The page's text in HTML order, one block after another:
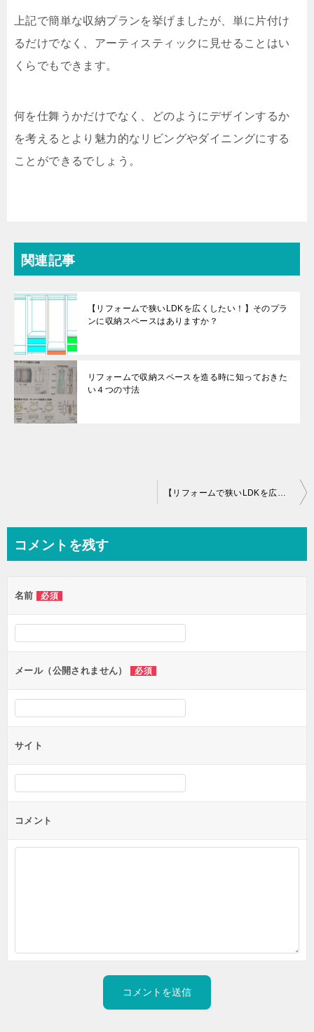
上記で簡単な収納プランを挙げましたが、単に片付け
るだけでなく、アーティスティックに見せることはい
くらでもできます。
何を仕舞うかだけでなく、どのようにデザインするか
を考えるとより魅力的なリビングやダイニングにする
ことができるでしょう。
関連記事
【リフォームで狭いLDKを広くしたい！】そのプラ
ンに収納スペースはありますか？
リフォームで収納スペースを造る時に知っておきた
い４つの寸法
ビ
ー
シ
ン
【リフォームで狭いLDKを広くしたい！】そのプランに収納スペースはありますか？
コメントを残す
名前 必須
メール（公開されません） 必須
サイト
コメント